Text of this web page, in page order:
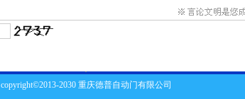
copyright©2013-2030 重庆德普自动门有限公司